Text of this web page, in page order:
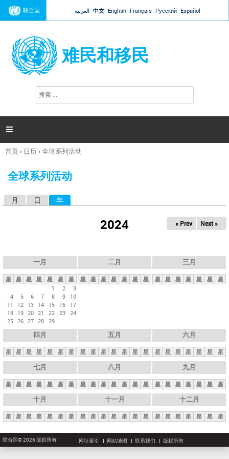
Jump to navigation
联合国 العربية 中文 English Français Русский Español
难民和移民
搜
索

你
这
首页› 日历›全球系列活动
全球系列活动
月 日 年
2024 « Prev Next »
一月
星 星 星 星 星 星
星
1
2
3
4
5 6 7 8 9
10
11
12 13 14 15 16
17
18 19 20 21 22 23 24
25 26 27 28 29
二月
星 星 星 星 星 星 星
三月
星 星 星 星 星 星 星
四月
星 星 星 星 星 星 星
五月
星 星 星 星 星 星 星
六月
星 星 星 星 星 星 星
七月
星 星 星 星 星 星 星
八月
星 星 星 星 星 星 星
九月
星 星 星 星 星 星 星
十月
星 星 星 星 星 星 星
十一月
星 星 星 星 星 星 星
十二月
星 星 星 星 星 星 星
联合国© 2026 版权所有 网址索引 网站地图 联系我们 版权所有